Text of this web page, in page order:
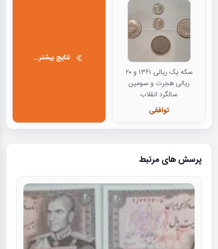
سکه یک ریالی ۱۳۶۱ و ۲۰
ریالی هجرت و سومین
سالگرد انقلاب
توافقی
نتایج بیشتر...
پرسش های مرتبط